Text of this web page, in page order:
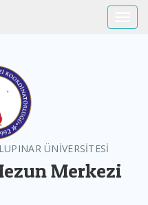
ÜNİVERSİTESİ
Merkezi